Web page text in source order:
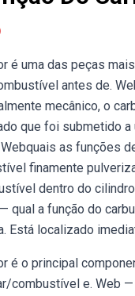
é uma das peças
antes de⁤.
mecânico, o
que foi submetido
as funções
finamente
dentro do
qual a função do
Está localizado
é o principal
combustível e. Web